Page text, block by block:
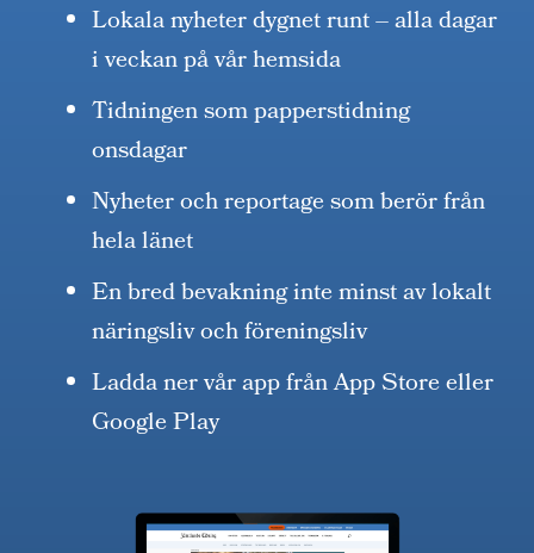
Lokala nyheter dygnet runt – alla dagar
i veckan på vår hemsida
Tidningen som papperstidning
onsdagar
Nyheter och reportage som berör från
hela länet
En bred bevakning inte minst av lokalt
näringsliv och föreningsliv
Ladda ner vår app från App Store eller
Google Play